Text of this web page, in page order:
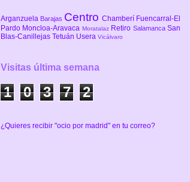
Arganzuela Barajas Centro Chamberí Fuencarral-El
Pardo Moncloa-Aravaca Moratalaz Retiro SalamancaSan
Blas-Canillejas Tetuán Usera Vicálvaro
Visitas última semana
1 0 3 7 2
¿Quieres recibir "ocio por madrid" en tu correo?